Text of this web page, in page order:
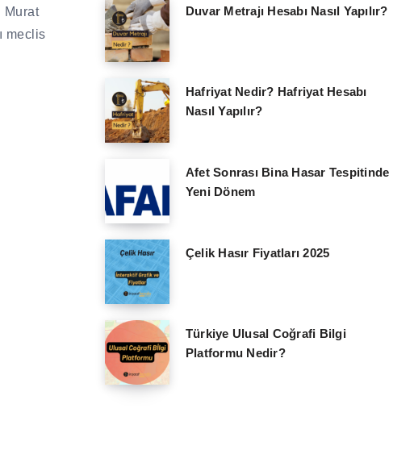
Murat
meclis
Duvar Metrajı Hesabı Nasıl Yapılır?
Hafriyat Nedir? Hafriyat Hesabı
Nasıl Yapılır?
Afet Sonrası Bina Hasar Tespitinde
Yeni Dönem
Çelik Hasır Fiyatları 2025
Türkiye Ulusal Coğrafi Bilgi
Platformu Nedir?